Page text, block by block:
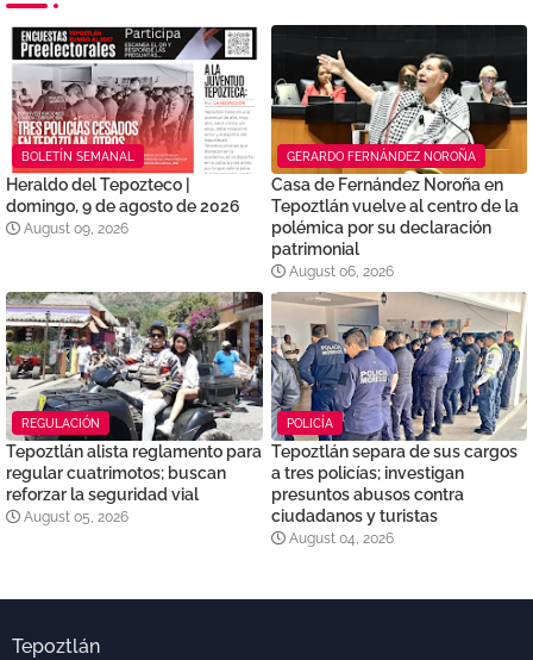
BOLETÍN SEMANAL
Heraldo del Tepozteco |
domingo, 9 de agosto de 2026
August 09, 2026
GERARDO FERNÁNDEZ NOROÑA
Casa de Fernández Noroña en
Tepoztlán vuelve al centro de la
polémica por su declaración
patrimonial
August 06, 2026
REGULACIÓN
Tepoztlán alista reglamento para
regular cuatrimotos; buscan
reforzar la seguridad vial
August 05, 2026
POLICÍA
Tepoztlán separa de sus cargos
a tres policías; investigan
presuntos abusos contra
ciudadanos y turistas
August 04, 2026
Tepoztlán